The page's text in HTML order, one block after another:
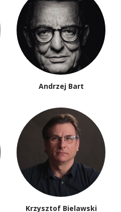
Andrzej Bart
Krzysztof Bielawski